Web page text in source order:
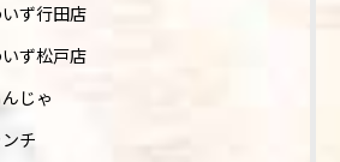
ず行田店
ず松戸店
じゃ
チ